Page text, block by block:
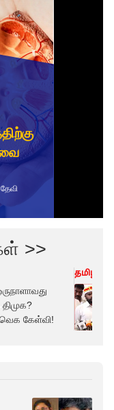
>>
கேள்வி!